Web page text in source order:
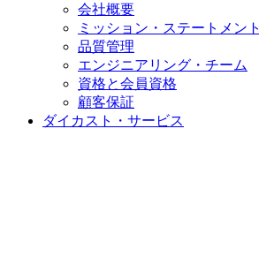
会社概要
ミッション・ステートメント
品質管理
エンジニアリング・チーム
資格と会員資格
顧客保証
ダイカスト・サービス